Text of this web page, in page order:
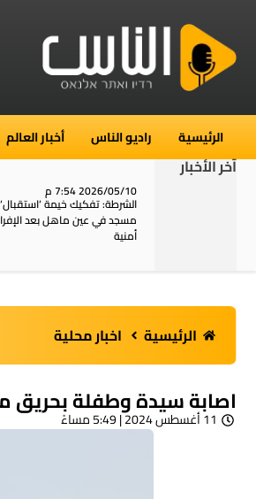
الرئيسية راديو الناس أخبار العالم
آخر الأخبار
2026/05/10 7:54 م
الشرطة: تفكيك خيمة
مسجد في عين ماهل بعد
أمنية
الرئيسية اخبار محلية
اصابة سيدة وطفلة بحريق
11 أغسطس 2024 | 5:49 مساءً